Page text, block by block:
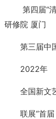
第四届“
研修院 厦门
第三届中
2022年
全国新文
联展“首